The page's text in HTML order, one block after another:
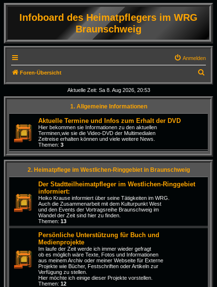
Infoboard des Heimatpflegers im WRG
Braunschweig
Anmelden
Foren-Übersicht
u
c
Aktuelle Zeit: Sa 8. Aug 2026, 20:53
1. Allgemeine Informationen
Aktuelle Termine und Infos zum Erhalt der DVD
Hier bekommen sie Informationen zu den aktuellen
Terminen,wie sie die Video-DVD der Multimedialen
Zeitreise erhalten können und viele weitere News.
Themen: 3
2. Heimatpflege im Westlichen-Ringgebiet in Braunschweig
Der Stadtteilheimatpfleger im Westlichen-Ringgebiet
informiert:
Heiko Krause informiert über seine Tätigkeiten im WRG.
Auch die Zusammenarbeit mit dem Kulturpunkt West
und den Events der Vortragsreihe Braunschweig im
Wandel der Zeit sind hier zu finden.
Themen: 13
Persönliche Unterstützung für Buch und
Medienprojekte
Im laufe der Zeit werde ich immer wieder gefragt
ob es möglich wäre Texte, Fotos und Informationen
aus meinem Archiv oder meiner Webseite für Externe
Projekte wie Bücher, Festschriften oder Artikeln zur
Verfügung zu stellen.
Hier möchte ich einige dieser Projekte vorstellen.
Themen: 12